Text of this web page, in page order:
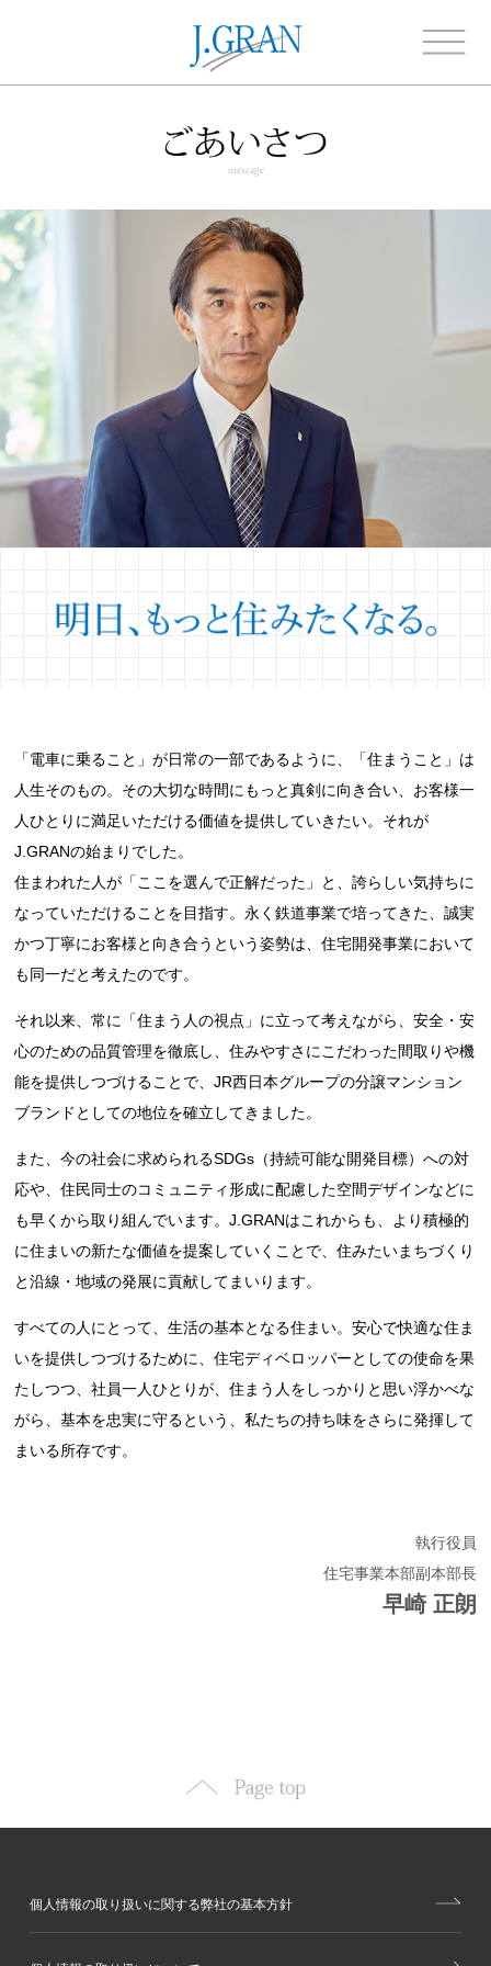
「電車に乗ること」が日常の一部であるように、「住まうこと」は
人生そのもの。その大切な時間にもっと真剣に向き合い、お客様一
人ひとりに満足いただける価値を提供していきたい。それが
J.GRANの始まりでした。
住まわれた人が「ここを選んで正解だった」と、誇らしい気持ちに
なっていただけることを目指す。永く鉄道事業で培ってきた、誠実
かつ丁寧にお客様と向き合うという姿勢は、住宅開発事業において
も同一だと考えたのです。
それ以来、常に「住まう人の視点」に立って考えながら、安全・安
心のための品質管理を徹底し、住みやすさにこだわった間取りや機
能を提供しつづけることで、JR西日本グループの分譲マンション
ブランドとしての地位を確立してきました。
また、今の社会に求められるSDGs（持続可能な開発目標）への対
応や、住民同士のコミュニティ形成に配慮した空間デザインなどに
も早くから取り組んでいます。J.GRANはこれからも、より積極的
に住まいの新たな価値を提案していくことで、住みたいまちづくり
と沿線・地域の発展に貢献してまいります。
すべての人にとって、生活の基本となる住まい。安心で快適な住ま
いを提供しつづけるために、住宅ディベロッパーとしての使命を果
たしつつ、社員一人ひとりが、住まう人をしっかりと思い浮かべな
がら、基本を忠実に守るという、私たちの持ち味をさらに発揮して
まいる所存です。
執行役員
住宅事業本部副本部長
早崎 正朗
個人情報の取り扱いに関する弊社の基本方針